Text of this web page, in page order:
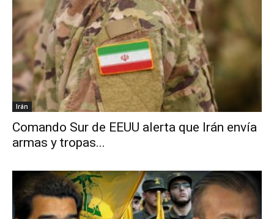
Irán
Comando Sur de EEUU alerta que Irán envía
armas y tropas...